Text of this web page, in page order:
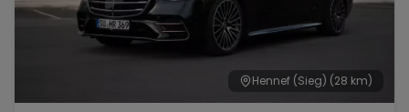
Hennef (Sieg) (28 km)